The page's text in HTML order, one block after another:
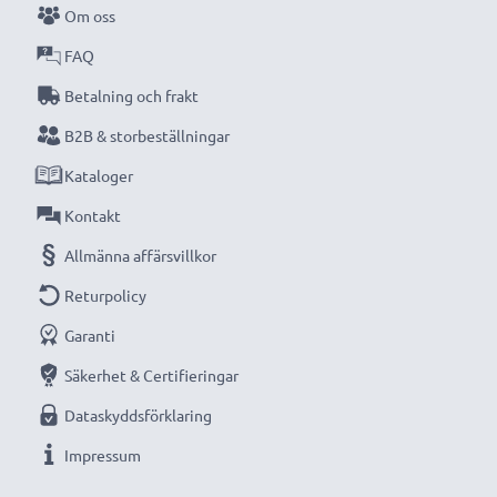
kompakta LCD-batteriladdare från CELLONIC.
Beställ nu med snabb leverans och 3 års garanti!
Om oss
FAQ
Betalning och frakt
B2B & storbeställningar
Kataloger
Kontakt
Allmänna affärsvillkor
Returpolicy
Garanti
Säkerhet & Certifieringar
Dataskyddsförklaring
Impressum